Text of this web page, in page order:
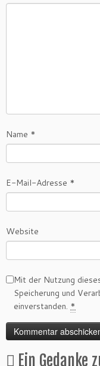
Name *
E-Mail-Adresse *
Website
Mit der Nutzung
Speicherung und
einverstanden. *
Ein Gedanke